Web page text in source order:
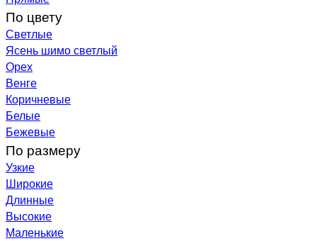
По цвету
Светлые
Ясень шимо светлый
Орех
Венге
Коричневые
Белые
Бежевые
По размеру
Узкие
Широкие
Длинные
Высокие
Маленькие